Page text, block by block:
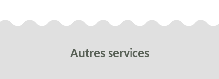
Autres services